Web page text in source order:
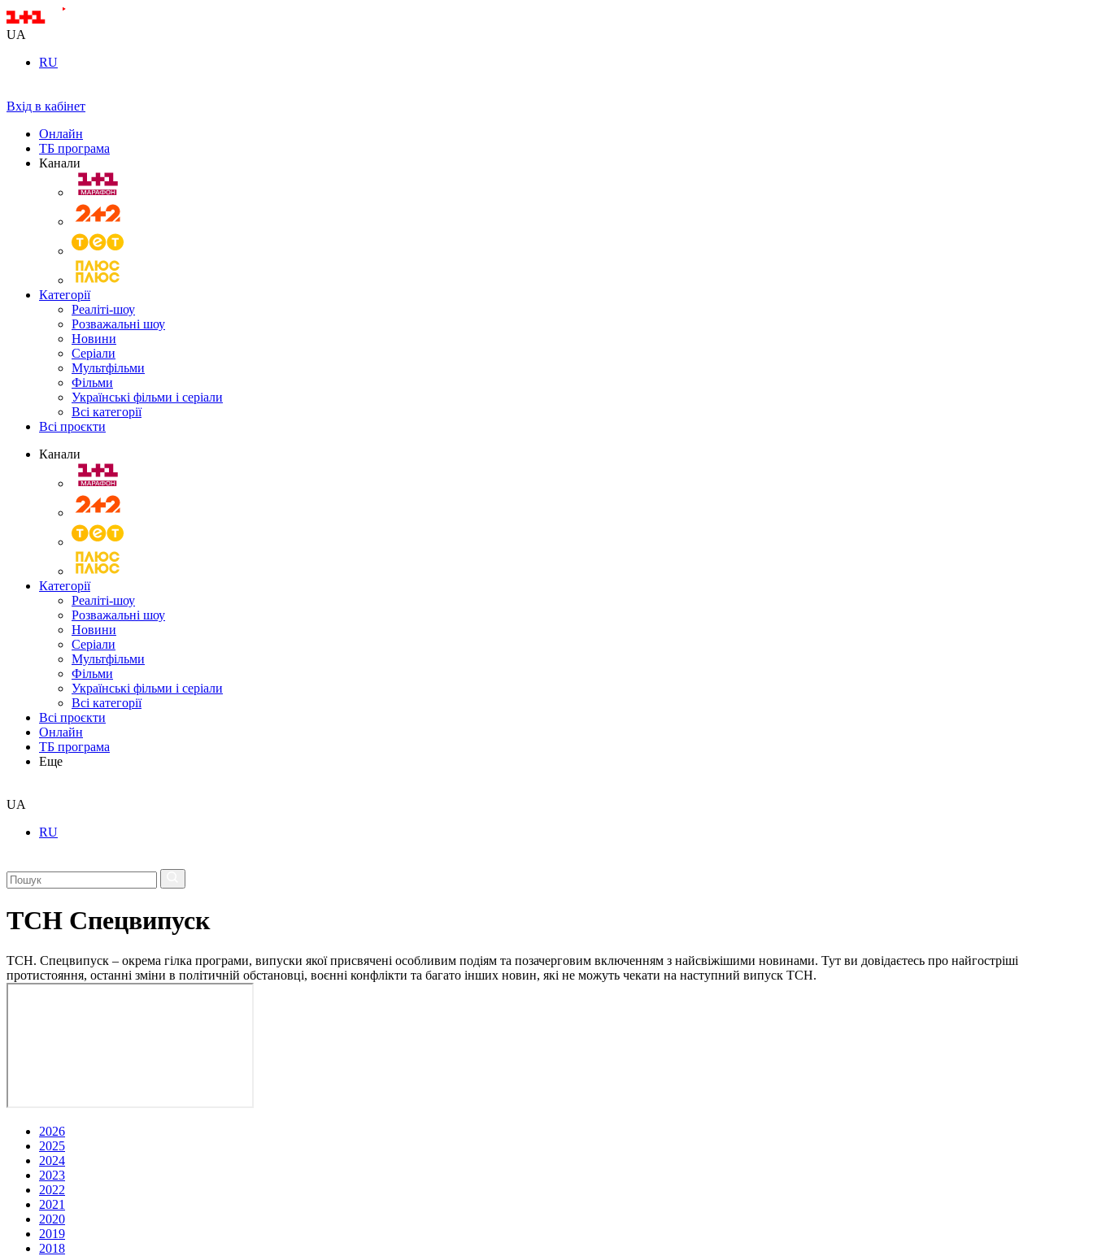
UA
RU
Вхід в кабінет
Онлайн
ТБ програма
Канали
Категорії
Реаліті-шоу
Розважальні шоу
Новини
Серіали
Мультфільми
Фільми
Українські фільми і серіали
Всі категорії
Всі проєкти
Канали
Категорії
Реаліті-шоу
Розважальні шоу
Новини
Серіали
Мультфільми
Фільми
Українські фільми і серіали
Всі категорії
Всі проєкти
Онлайн
ТБ програма
Еще
UA
RU
ТСН Спецвипуск
ТСН. Спецвипуск – окрема гілка програми, випуски якої присвячені особливим подіям та позачерговим включенням з найсвіжішими новинами. Тут ви довідаєтесь про найгостріші
протистояння, останні зміни в політичній обстановці, воєнні конфлікти та багато інших новин, які не можуть чекати на наступний випуск ТСН.
2026
2025
2024
2023
2022
2021
2020
2019
2018